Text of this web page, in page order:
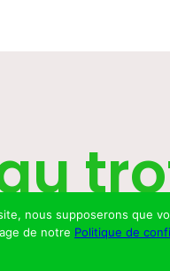
nous supposerons que
de notre Politique de